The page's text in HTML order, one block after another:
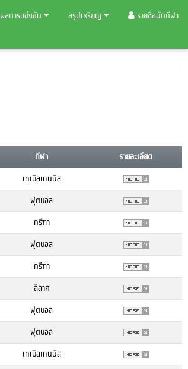
ผลการแข่งขัน สรุปเหรียญ รายชื่อนักกีฬา
กีฬา
รายละเอียด
เทเบิลเทนนิส
ฟุตบอล
กรีฑา
ฟุตบอล
กรีฑา
ลีลาศ
ฟุตบอล
ฟุตบอล
เทเบิลเทนนิส